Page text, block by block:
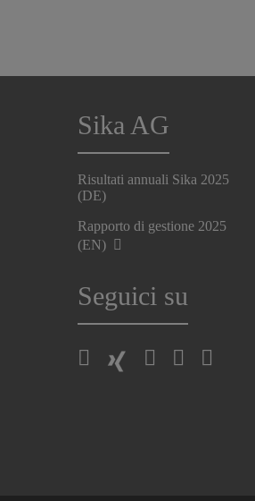
Sika AG
Risultati annuali Sika 2025
(DE)
Rapporto di gestione 2025
(EN)
Seguici su